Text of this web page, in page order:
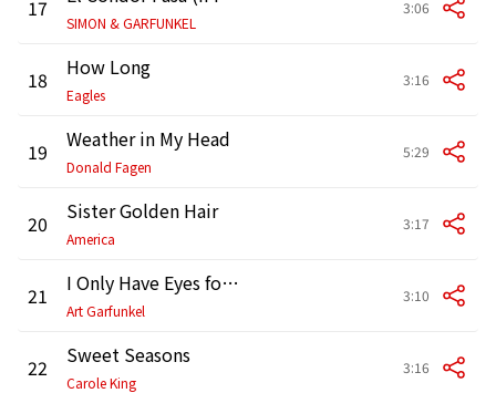
17
SIMON & GARFUNKEL
3:06
18 How Long
Eagles
3:16
19 Weather in My Head
Donald Fagen
5:29
20 Sister Golden Hair
America
3:17
21 I Only Have Eyes for You
Art Garfunkel
3:10
22 Sweet Seasons
Carole King
3:16